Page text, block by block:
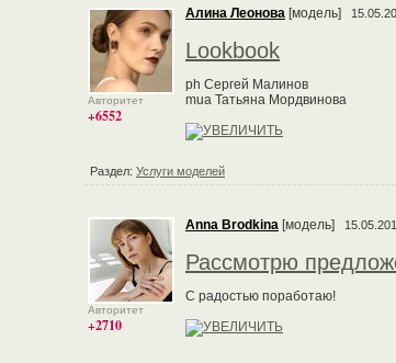
Авторитет
+6552
Алина Леонова [модель]
Lookbook
ph Сергей Малинов
mua Татьяна Мордвинова
Раздел: Услуги моделей
Авторитет
+2710
Anna Brodkina [модель]
Рассмотрю
С радостью поработаю!